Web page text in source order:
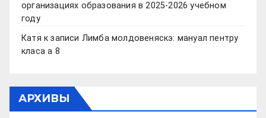
организациях образования в 2025-2026 учебном
году
Катя к записи Лимба молдовеняскэ: мануал пентру
класа а 8
АРХИВЫ